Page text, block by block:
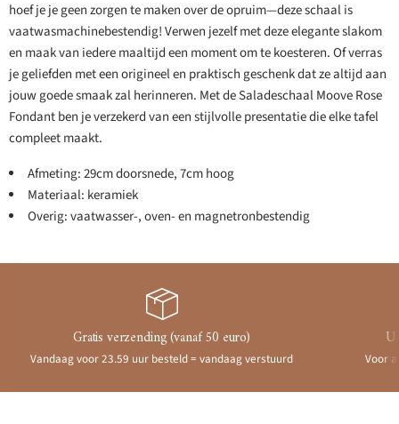
hoef je je geen zorgen te maken over de opruim—deze schaal is
vaatwasmachinebestendig! Verwen jezelf met deze elegante slakom
en maak van iedere maaltijd een moment om te koesteren. Of verras
je geliefden met een origineel en praktisch geschenk dat ze altijd aan
jouw goede smaak zal herinneren. Met de Saladeschaal Moove Rose
Fondant ben je verzekerd van een stijlvolle presentatie die elke tafel
compleet maakt.
Afmeting: 29cm doorsnede, 7cm hoog
Materiaal: keramiek
Overig: vaatwasser-, oven- en magnetronbestendig
Gratis verzending (vanaf 50 euro)
Vandaag voor 23.59 uur besteld = vandaag verstuurd Voor